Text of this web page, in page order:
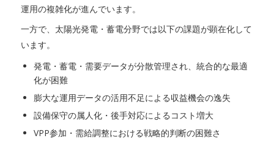
運用の複雑化が進んでいます。
一方で、太陽光発電・蓄電分野では以下の課題が顕在化して
います。
発電・蓄電・需要データが分散管理され、統合的な最適
化が困難
膨大な運用データの活用不足による収益機会の逸失
設備保守の属人化・後手対応によるコスト増大
VPP参加・需給調整における戦略的判断の困難さ